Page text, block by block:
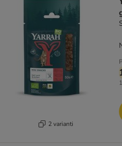
2 varianti